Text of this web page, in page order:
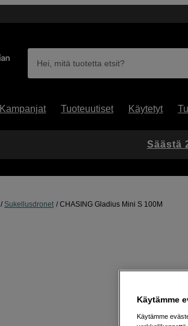
Hei, mitä tuotetta etsit?
Kampanjat Tuoteuutiset Käytetyt
Sukellusdronet CHASING Gladius Mini S 100M
Säästä
Käytämme
Käytämme